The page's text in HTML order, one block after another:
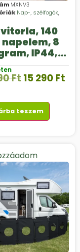
MXNV3
Nap-, szélfogók,
140
napelem, 8
IP44,
HDPE, 1
V AA NiMH
kül- és
Ft15 290 Ft
teszem